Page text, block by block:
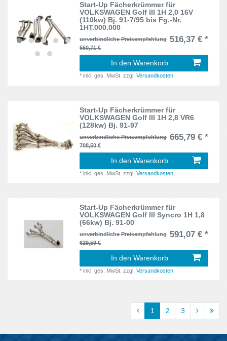
Start-Up Fächerkrümmer für
VOLKSWAGEN Golf III 1H 2,0 16V
(110kw) Bj. 91-7/95 bis Fg.-Nr.
1HT.000.000
unverbindliche Preisempfehlung
550,71 €
516,37 € *
In den Warenkorb
*inkl. ges. MwSt. zzgl.Versandkosten
Start-Up Fächerkrümmer für
VOLKSWAGEN Golf III 1H 2,8 VR6
(128kw) Bj. 91-97
unverbindliche Preisempfehlung
708,50 €
665,79 € *
In den Warenkorb
*inkl. ges. MwSt. zzgl.Versandkosten
Start-Up Fächerkrümmer für
VOLKSWAGEN Golf III Syncro 1H 1,8
(66kw) Bj. 91-00
unverbindliche Preisempfehlung
629,59 €
591,07 € *
In den Warenkorb
*inkl. ges. MwSt. zzgl.Versandkosten
1 2 3